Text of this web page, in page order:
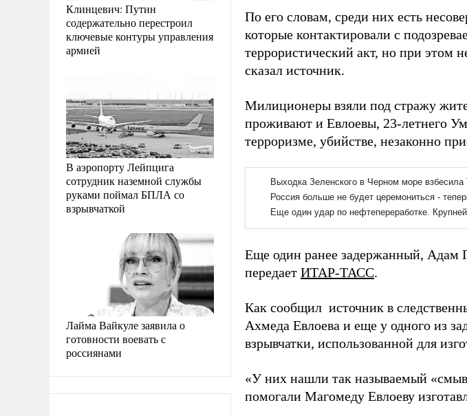
Клинцевич: Путин
содержательно перестроил
ключевые контуры управления
армией
В аэропорту Лейпцига
сотрудник наземной службы
руками поймал БПЛА со
взрывчаткой
Лайма Вайкуле заявила о
готовности воевать с
россиянами
По его словам, среди них есть
которые контактировали с
террористический акт, но при этом
сказал источник.
Милиционеры взяли под стражу
проживают и Евлоевы, 23-летнего
терроризме, убийстве, незаконно
Еще один ранее задержанный, Адам
передает ИТАР-ТАСС.
Как сообщил источник в
Ахмеда Евлоева и еще у одного из
взрывчатки, использованной для
«У них нашли так называемый
помогали Магомеду Евлоеву